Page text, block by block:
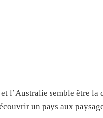
l’Australie semble être
un pays aux